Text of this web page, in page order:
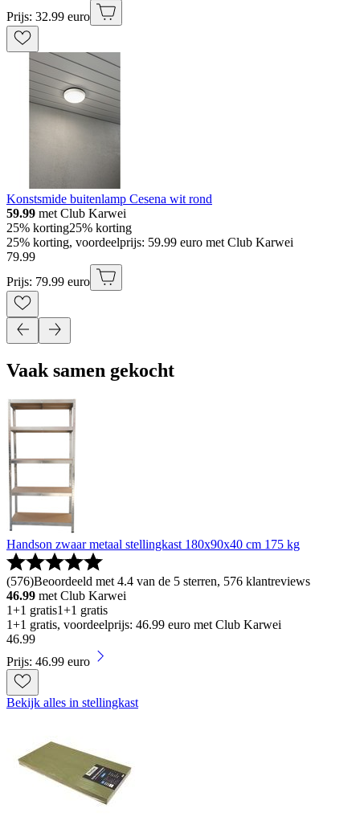
Prijs: 32.99 euro
Konstsmide buitenlamp Cesena wit rond
59.99 met Club Karwei
25% korting25% korting
25% korting, voordeelprijs: 59.99 euro met Club Karwei
79.99
Prijs: 79.99 euro
Vaak samen gekocht
Handson zwaar metaal stellingkast 180x90x40 cm 175 kg
(576)Beoordeeld met 4.4 van de 5 sterren, 576 klantreviews
46.99 met Club Karwei
1+1 gratis1+1 gratis
1+1 gratis, voordeelprijs: 46.99 euro met Club Karwei
46.99
Prijs: 46.99 euro
Bekijk alles in stellingkast